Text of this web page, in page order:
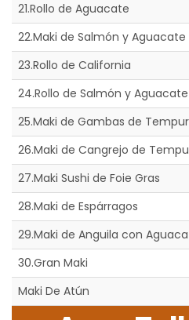
21.Rollo de Aguacate
22.Maki de Salmón y
23.Rollo de California
24.Rollo de Salmón y
25.Maki de Gambas de
26.Maki de Cangrejo de
27.Maki Sushi de Foie Gras
28.Maki de Espárragos
29.Maki de Anguila con
30.Gran Maki
Maki De Atún